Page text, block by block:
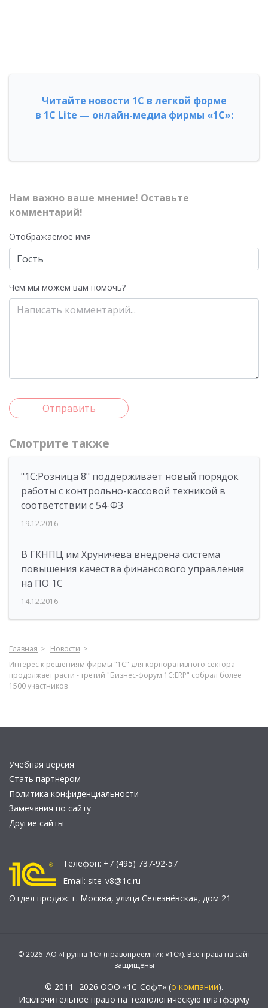
Читайте новости 1С в легкой форме
в 1С Lite — онлайн-медиа фирмы «1С»:
Нам важно ваше мнение! Оставьте
комментарий!
Отображаемое имя
Чем мы можем вам помочь?
Отправить
Смотрите также
"1С:Розница 8" поддерживает новый порядок
работы с контрольно-кассовой техникой в
соответствии с 54-ФЗ
19.12.2016
В ГКНПЦ им Хруничева внедрена система
повышения качества финансового управления
на ПО 1С
14.12.2016
Главная
Новости
Интерес к решениям фирмы "1С" для корпоративного сектора
продолжает расти - третий "Бизнес-форум 1С:ERP" собрал более
1500 участников
Учебная версия
Стать партнером
Политика конфиденциальности
Замечания по сайту
Другие сайты
Телефон: +7 (495) 737-92-57
Email: site_v8@1c.ru
Отдел продаж: г. Москва, улица Селезнёвская, дом 21
© 2026 АО «Группа 1С» (правопреемник «1С»). Все права на сайт
защищены
© 2011- 2026 ООО «1С-Софт» (о компании).
Исключительное право на технологическую платформу